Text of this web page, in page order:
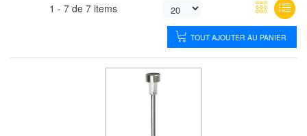
1 -7de7 items
TOUT AJOUTER AU PANIER